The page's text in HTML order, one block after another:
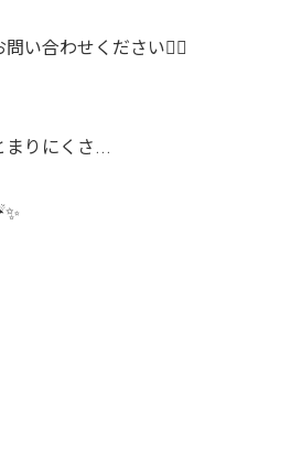
い合わせください🙇‍♀️
まりにくさ…